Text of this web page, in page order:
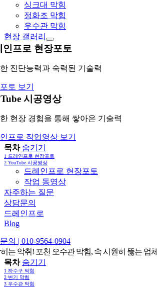
싱크대 막힘
정화조 막힘
우수관 막힘
현장 갤러리
인프로 현장포토
진단능력과 숙력된 기술력
토 보기
시공영상
현장 경험을 통해 쌓아온 기술력
프로 작업영상 보기
목차 숨기기
1 드레인프로 현장포토
2 YouTube 시공영상
드레인프로 현장포토
작업 동영상
자주하는 질문
상담문의
드레인프로
Blog
의 | 010-9564-0904
는 악취! 포천 오수관 막힘, 속 시원히 뚫는 업체
목차 숨기기
1 하수구 막힘
2 변기 막힘
3 우수관 막힘